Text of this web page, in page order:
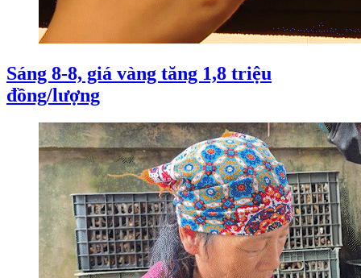
Sáng 8-8, giá vàng tăng 1,8 triệu
đồng/lượng